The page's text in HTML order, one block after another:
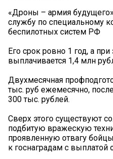
«Дроны – армия
службу по специальному
беспилотных систем РФ
Его срок ровно 1 год, а
выплачивается 1,4 млн
Двухмесячная
тыс. руб ежемесячно,
300 тыс. рублей.
Сверх этого существуют
подбитую вражескую
проявленную отвагу
к госнаградам с выплатой